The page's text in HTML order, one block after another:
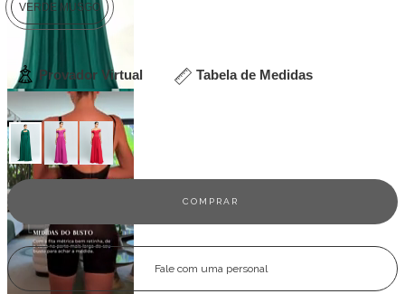
VERDE MUSGO
Provador Virtual Tabela de Medidas
Veja outras opções
Fale com uma personal